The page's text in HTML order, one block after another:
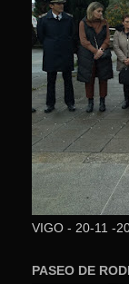
VIGO - 20-11 -
PASEO DE